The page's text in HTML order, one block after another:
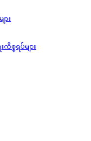
း
စရပ်များ